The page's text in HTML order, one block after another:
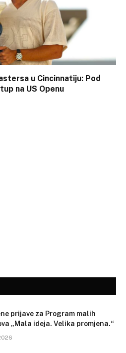
u Cincinnatiju: Pod
na US Openu
prijave za Program malih
„Mala ideja. Velika promjena.“